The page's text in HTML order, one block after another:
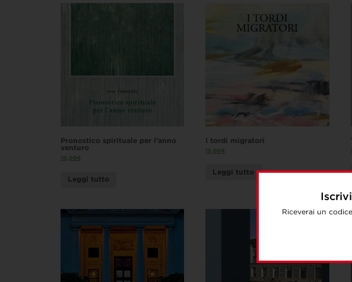
Riceverai un
Pronostico spirituale per l’anno
venturo
10,00€
Leggi tutto
I tordi migratori
12,00€
Leggi tutto